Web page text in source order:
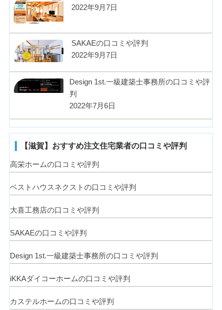
2022年9月7日
SAKAEの口コミや評判
2022年9月7日
Design 1st.一級建築士事務所の口コミや評
判
2022年7月6日
【滋賀】おすすめ注文住宅業者の口コミや評判
高栄ホームの口コミや評判
ベストハウスネクストの口コミや評判
大喜工務店の口コミや評判
SAKAEの口コミや評判
Design 1st.一級建築士事務所の口コミや評判
iKKAダイコーホームの口コミや評判
カステルホームの口コミや評判